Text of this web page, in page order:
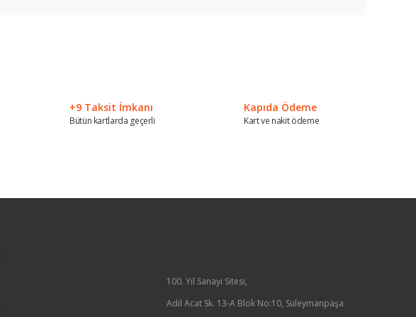
+9 Taksit İmkanı
Bütün kartlarda geçerli
Kapıda Ödeme
Kart ve nakit ödeme
100. Yıl Sanayi Sitesi,
Adil Acat Sk. 13-A Blok No:10, Süleymanpaşa